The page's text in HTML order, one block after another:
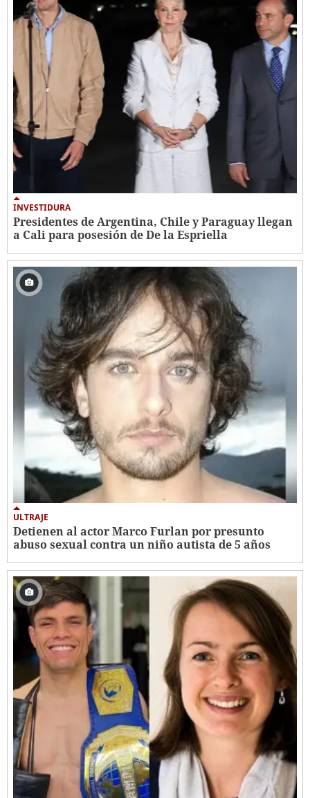
INVESTIDURA
Presidentes de Argentina, Chile y Paraguay llegan
a Cali para posesión de De la Espriella
ULTRAJE
Detienen al actor Marco Furlan por presunto
abuso sexual contra un niño autista de 5 años